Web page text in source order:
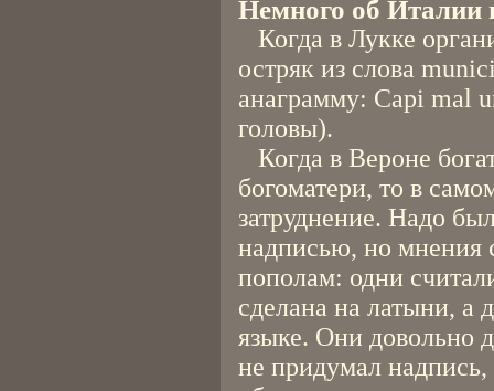
Немного об Италии
Когда в Лукке
остряк из слова
анаграмму: Capi mal
головы).
Когда в Вероне
богоматери, то в
затруднение. Надо
надписью, но мнения
пополам: одни
сделана на латыни, а
языке. Они довольно
не придумал надпись,